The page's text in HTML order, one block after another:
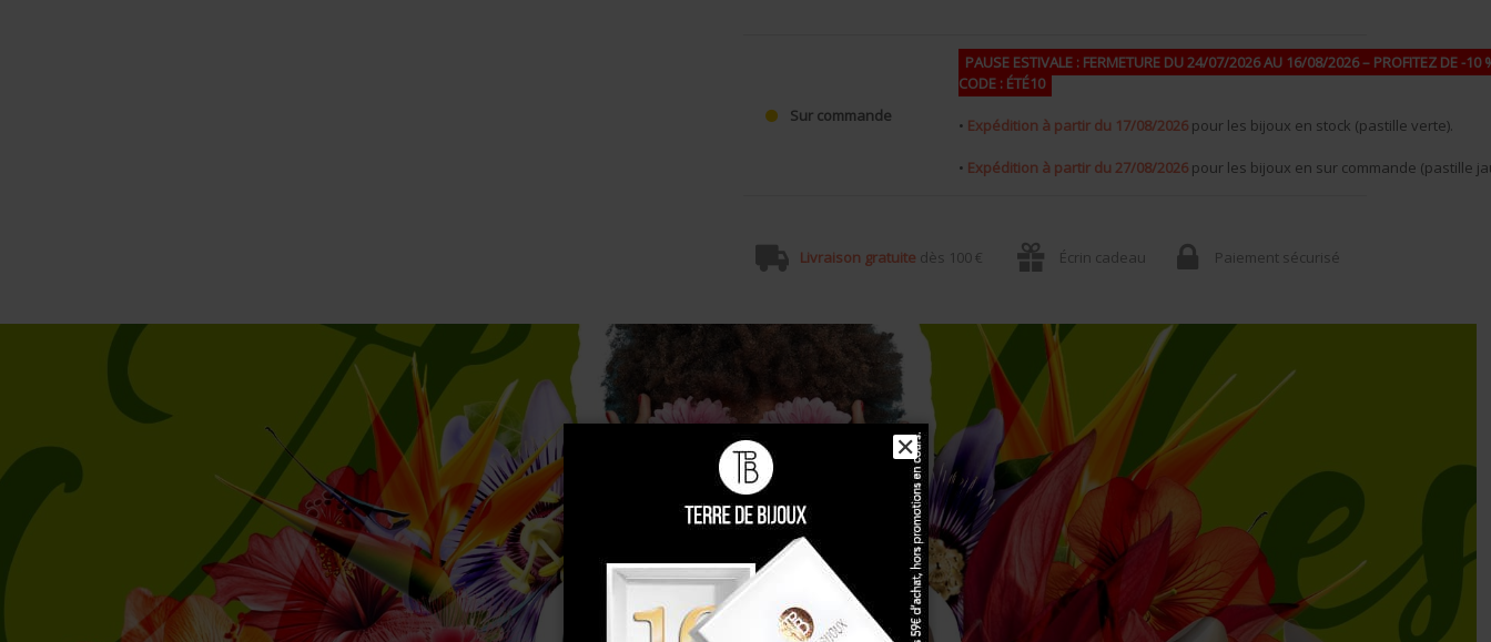
Sur commande
PAUSE ESTIVALE : FERMETURE DU 24/07/2026 AU 16/08/2026 – PROFITEZ DE -10
CODE : ÉTÉ10
• Expédition à partir du 17/08/2026 pour les bijoux en stock (pastille verte).
• Expédition à partir du 27/08/2026 pour les bijoux en sur commande (pastille
Livraison gratuite dès 100 € Écrin cadeau Paiement sécurisé
✕